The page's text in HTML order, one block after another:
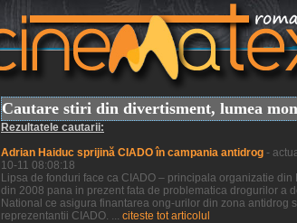
Cautare stiri din divertisment, lumea
Rezultatele cautarii:
Adrian Haiduc sprijină CIADO în campania antidrog -
10-11 08:08:18
Lipsa de fonduri face ca CIADO – principala organizatie
din 2008 pana in prezent fata de problematica drogurilor a
National ce asigura finantarea ong-urilor din zona antidrog
reprezentantii CIADO. ... citeste tot articolul